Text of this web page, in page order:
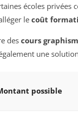
écoles privées
le coût
des cours
une
possible